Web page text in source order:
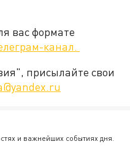
вас формате
канал.
присылайте свои
и важнейших событиях дня.